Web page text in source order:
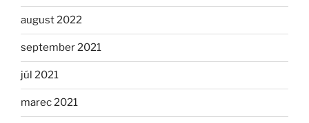
august 2022
september 2021
júl 2021
marec 2021